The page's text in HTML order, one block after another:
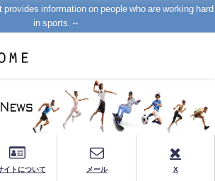
information on people who are working hard
in sports.～
イトについて メール X